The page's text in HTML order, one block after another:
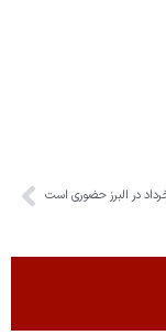
در البرز حضوری است